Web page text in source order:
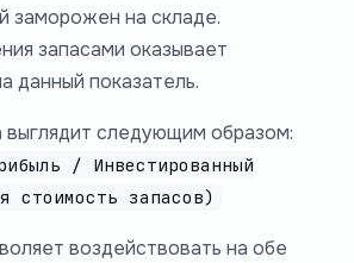
заморожен на складе.
запасами оказывает
данный показатель.
следующим образом:
/ Инвестированный
стоимость запасов)
воздействовать на обе